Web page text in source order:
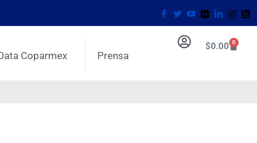
Coparmex Prensa
$0.00 0